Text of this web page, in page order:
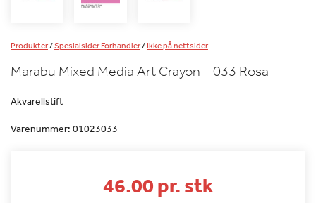
Produkter/Spesialsider Forhandler/Ikke på nettsider
Marabu Mixed Media Art Crayon – 033 Rosa
Akvarellstift
Varenummer: 01023033
46.00 pr. stk